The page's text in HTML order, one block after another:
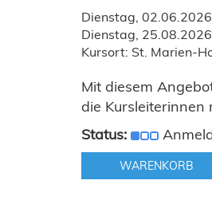
Dienstag,
Dienstag,
Kursort: St. Marien-
Mit diesem
die Kursleiterinnen
Status:
WARENKORB